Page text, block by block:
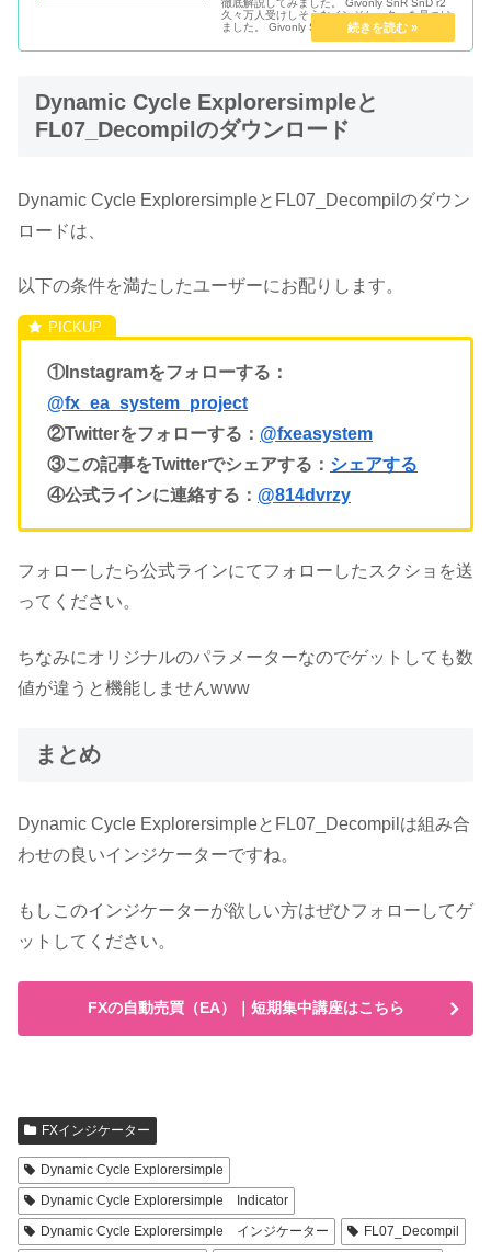
徹底解説してみました。 Givonly SnR SnD r2
久々万人受けしそうなインジケーターを見つけ
ました。 Givonly SnR...
Dynamic Cycle Explorersimpleと
FL07_Decompilのダウンロード
Dynamic Cycle ExplorersimpleとFL07_Decompilのダウン
ロードは、
以下の条件を満たしたユーザーにお配りします。
①Instagramをフォローする：
@fx_ea_system_project
②Twitterをフォローする： @fxeasystem
③この記事をTwitterでシェアする： シェアする
④公式ラインに連絡する： @814dvrzy
フォローしたら公式ラインにてフォローしたスクショを送
ってください。
ちなみにオリジナルのパラメーターなのでゲットしても数
値が違うと機能しませんwww
まとめ
Dynamic Cycle ExplorersimpleとFL07_Decompilは組み合
わせの良いインジケーターですね。
もしこのインジケーターが欲しい方はぜひフォローしてゲ
ットしてください。
FXの自動売買（EA）｜短期集中講座はこちら
FXインジケーター
Dynamic Cycle Explorersimple
Dynamic Cycle Explorersimple Indicator
Dynamic Cycle Explorersimple インジケーター
FL07_Decompil